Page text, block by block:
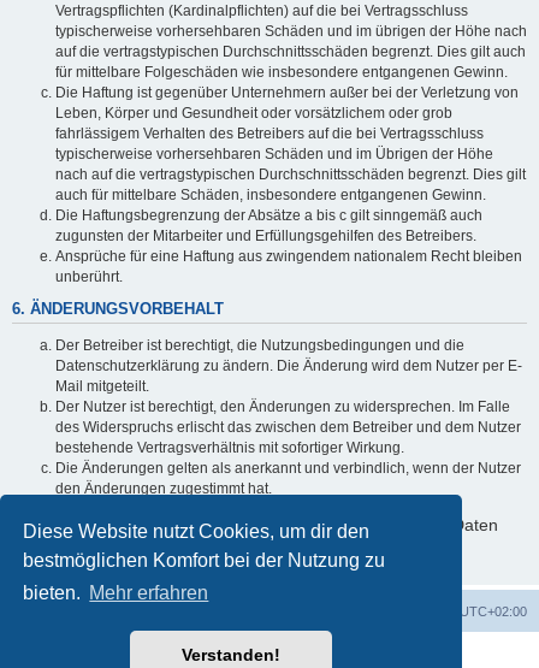
Diese Website nutzt Cookies, um dir den
bestmöglichen Komfort bei der Nutzung zu
bieten. Mehr erfahren
Verstanden!
Vertragspflichten (Kardinalpflichten) auf die bei Vertragsschluss
typischerweise vorhersehbaren Schäden und im übrigen der Höhe nach
auf die vertragstypischen Durchschnittsschäden begrenzt. Dies gilt auch
für mittelbare Folgeschäden wie insbesondere entgangenen Gewinn.
Die Haftung ist gegenüber Unternehmern außer bei der Verletzung von
Leben, Körper und Gesundheit oder vorsätzlichem oder grob
fahrlässigem Verhalten des Betreibers auf die bei Vertragsschluss
typischerweise vorhersehbaren Schäden und im Übrigen der Höhe
nach auf die vertragstypischen Durchschnittsschäden begrenzt. Dies gilt
auch für mittelbare Schäden, insbesondere entgangenen Gewinn.
Die Haftungsbegrenzung der Absätze a bis c gilt sinngemäß auch
zugunsten der Mitarbeiter und Erfüllungsgehilfen des Betreibers.
Ansprüche für eine Haftung aus zwingendem nationalem Recht bleiben
unberührt.
6. ÄNDERUNGSVORBEHALT
Der Betreiber ist berechtigt, die Nutzungsbedingungen und die
Datenschutzerklärung zu ändern. Die Änderung wird dem Nutzer per E-
Mail mitgeteilt.
Der Nutzer ist berechtigt, den Änderungen zu widersprechen. Im Falle
des Widerspruchs erlischt das zwischen dem Betreiber und dem Nutzer
bestehende Vertragsverhältnis mit sofortiger Wirkung.
Die Änderungen gelten als anerkannt und verbindlich, wenn der Nutzer
den Änderungen zugestimmt hat.
Informationen über den Umgang mit deinen persönlichen Daten
sind in der Datenschutzerklärung enthalten.
UTC+02:00
Powered byphpBB® Forum Software © phpBB Limited